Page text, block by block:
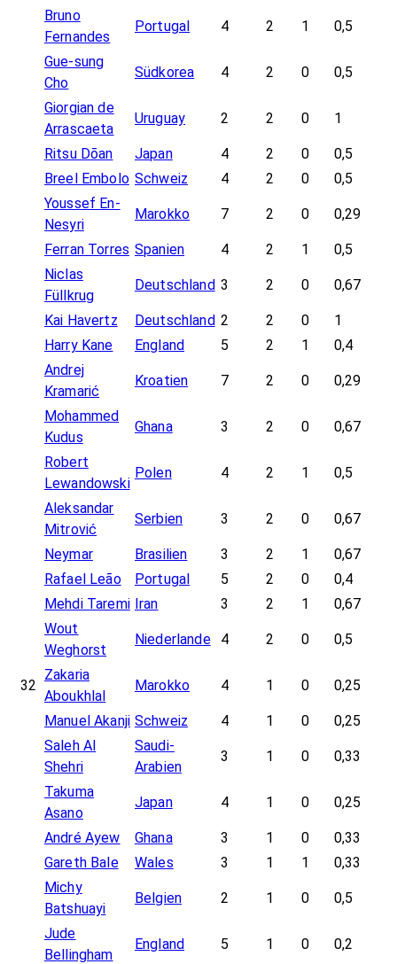
Bruno
Fernandes
Portugal 4 2 1 0,5
Gue-sung
Cho
Südkorea 4 2 0 0,5
Giorgian de
Arrascaeta
Uruguay 2 2 0 1
Ritsu Dōan Japan 4 2 0
0,5
Breel Embolo Schweiz 4 2 0
0,5
Youssef En-
Nesyri
Marokko 7 2 0 0,29
Ferran Torres Spanien 4 2 1
0,5
Niclas
Füllkrug
Deutschland 3 2 0 0,67
Kai Havertz Deutschland 2 2 0
1
Harry Kane
England 5 2 1
0,4
Andrej
Kramarić
Kroatien 7 2 0 0,29
Mohammed
Kudus
Ghana 3 2 0 0,67
Robert
Lewandowski
Polen 4 2 1 0,5
Aleksandar
Mitrović
Serbien 3 2 0 0,67
Neymar Brasilien 3 2 1
0,67
Rafael Leão
Portugal 5 2 0
0,4
Mehdi Taremi Iran 3 2 1
0,67
Wout
Weghorst
Niederlande 4 2 0 0,5
32
Zakaria
Aboukhlal
Marokko 4 1 0 0,25
Manuel Akanji Schweiz 4 1 0
0,25
Saleh Al
Shehri
Saudi-
Arabien
3 1 0 0,33
Takuma
Asano
Japan 4 1 0 0,25
André Ayew Ghana 3 1 0
0,33
Gareth Bale
Wales 3 1 1
0,33
Michy
Batshuayi
Belgien 2 1 0 0,5
Jude
Bellingham
England 5 1 0 0,2